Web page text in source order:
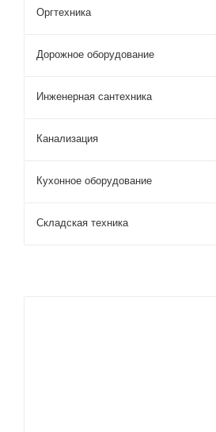
Оргтехника
Дорожное оборудование
Инженерная сантехника
Канализация
Кухонное оборудование
Складская техника